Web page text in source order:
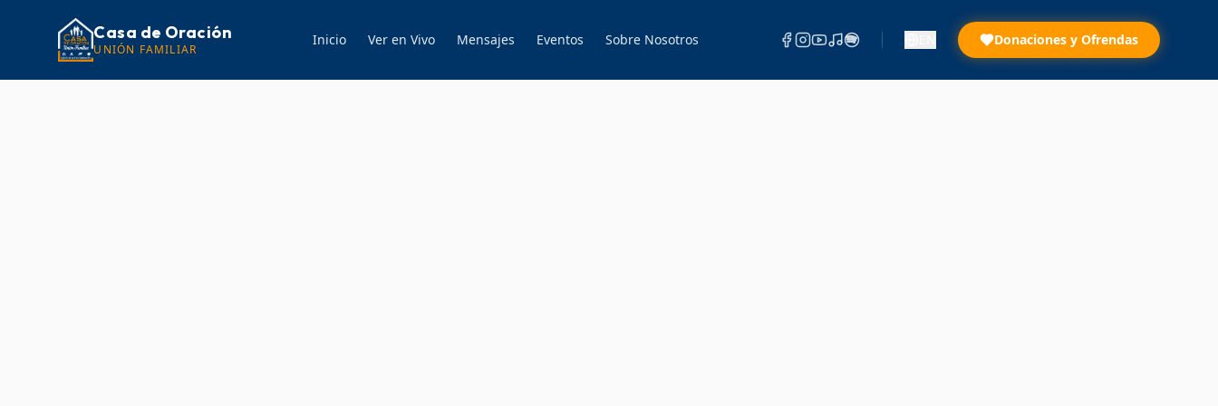
Casa de Oración
UNIÓN FAMILIAR
Inicio Ver en Vivo Mensajes Eventos Sobre Nosotros Donaciones y Ofrendas